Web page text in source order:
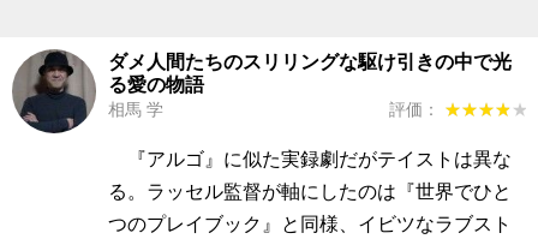
ダメ人間たちのスリリングな駆け引きの中で光
る愛の物語
相馬 学 評価： ★★★★★
★★★★★
『アルゴ』に似た実録劇だがテイストは異な
る。ラッセル監督が軸にしたのは『世界でひと
つのプレイブック』と同様、イビツなラブスト